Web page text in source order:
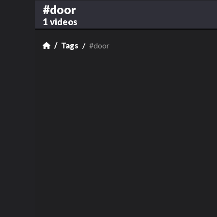
#door
1 videos
Tags #door